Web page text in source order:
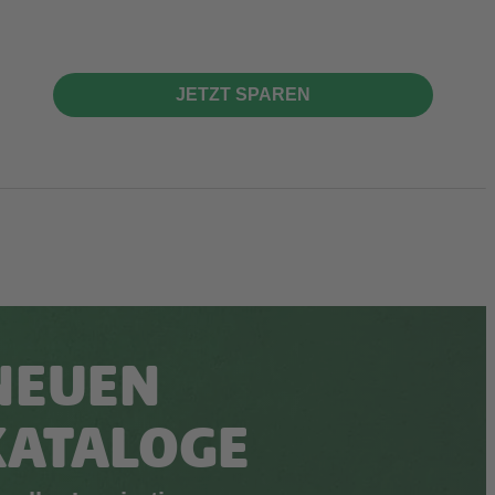
JETZT SPAREN